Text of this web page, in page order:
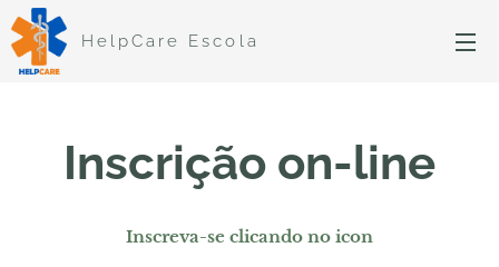
HelpCare Escola
Inscrição on-line
Inscreva-se clicando no icon